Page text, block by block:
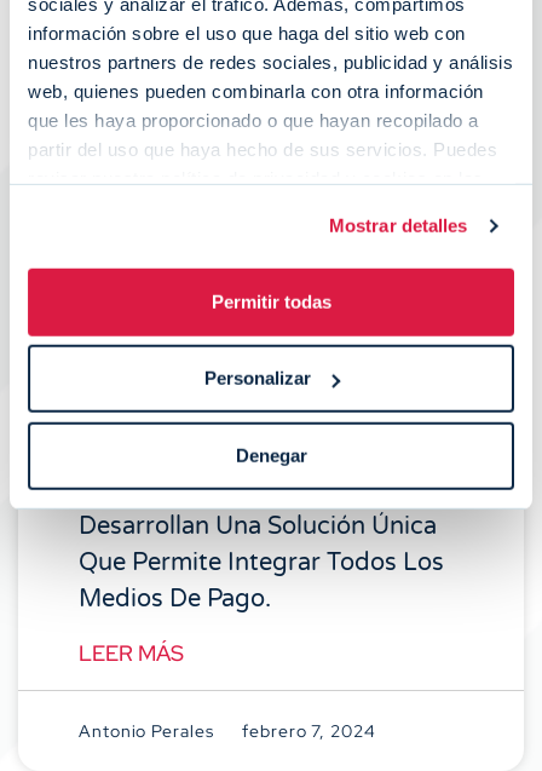
información sobre el uso que haga del sitio web con
nuestros partners de redes sociales, publicidad y análisis
web, quienes pueden combinarla con otra información
que les haya proporcionado o que hayan recopilado a
partir del uso que haya hecho de sus servicios. Puedes
Mostrar detalles
Permitir todas
Personalizar
Denegar
LEER MÁS
Llorenç Rubió mayo 13, 2024
Acuerdo
Grupo Azkoyen Y Wipay
Desarrollan Una Solución Única
Que Permite Integrar Todos Los
Medios De Pago.
LEER MÁS
Antonio Perales febrero 7, 2024